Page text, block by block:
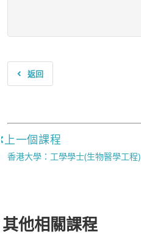
返回
上一個課程
香港大學：工學學士(生物醫學工程)
其他相關課程